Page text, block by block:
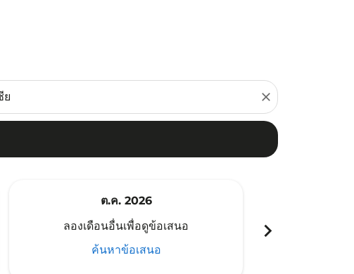
close
ต.ค. 2026
ลองเดือนอื่นเพื่อดูข้อเสนอ
ค้นหาข้อเสนอ
chevron_right